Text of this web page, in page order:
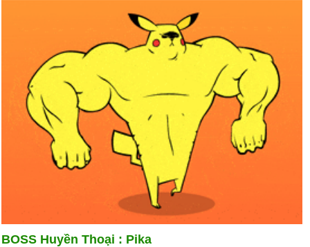
BOSS Huyền Thoại : Pika